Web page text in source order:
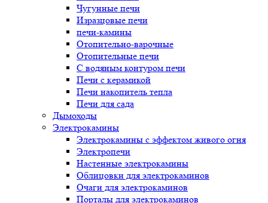
Чугунные печи
Изразцовые печи
печи-камины
Отопительно-варочные
Отопительные печи
С водяным контуром печи
Печи с керамикой
Печи накопитель тепла
Печи для сада
Дымоходы
Электрокамины
Электрокамины с эффектом живого огня
Электропечи
Настенные электрокамины
Облицовки для электрокаминов
Очаги для электрокаминов
Порталы для электрокаминов